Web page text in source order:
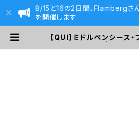
8/15と16の2日間、Flambergさ
を開催します
【QUI】ミドルペンシース・